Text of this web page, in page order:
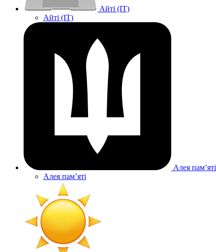
Айті (IT)
Айті (IT)
Алея памʼяті
Алея памʼяті